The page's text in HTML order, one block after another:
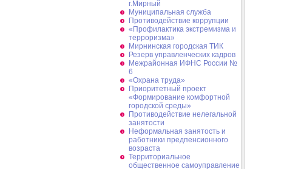
г.Мирный
Муниципальная cлужба
Противодействие коррупции
«Профилактика экстремизма и
терроризма»
Мирнинская городская ТИК
Резерв управленческих кадров
Межрайонная ИФНС России №
6
«Охрана труда»
Приоритетный проект
«Формирование комфортной
городской среды»
Противодействие нелегальной
занятости
Неформальная занятость и
работники предпенсионного
возраста
Территориальное
общественное самоуправление